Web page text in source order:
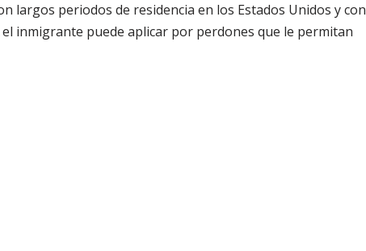
largos periodos de residencia en los Estados Unidos y con
inmigrante puede aplicar por perdones que le permitan